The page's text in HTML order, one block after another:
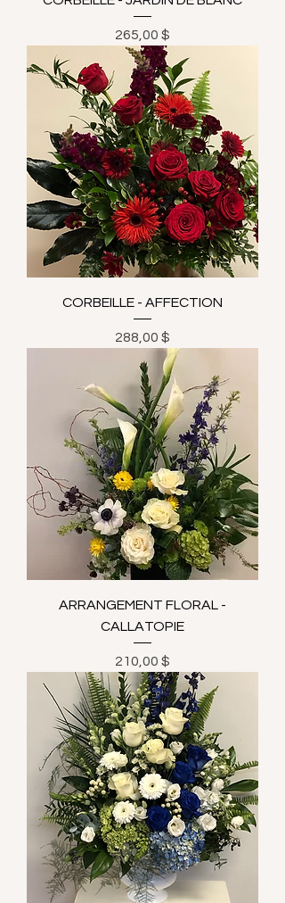
Prix
265,00 $
CORBEILLE - AFFECTION
Prix
288,00 $
ARRANGEMENT FLORAL -
CALLATOPIE
Prix
210,00 $